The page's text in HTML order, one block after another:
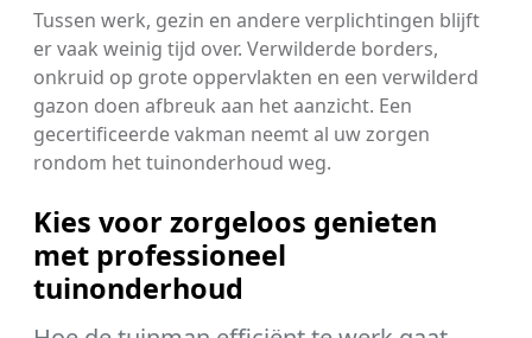
Tussen werk, gezin en andere verplichtingen blijft
er vaak weinig tijd over. Verwilderde borders,
onkruid op grote oppervlakten en een verwilderd
gazon doen afbreuk aan het aanzicht. Een
gecertificeerde vakman neemt al uw zorgen
rondom het tuinonderhoud weg.
Kies voor zorgeloos genieten
met professioneel
tuinonderhoud